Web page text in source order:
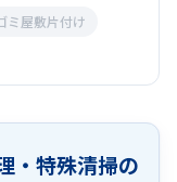
ミ屋敷片付け
・特殊清掃の